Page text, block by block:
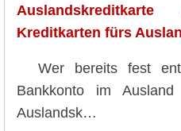
Kreditkarten fürs
Wer bereits fest
Bankkonto im
Auslandsk…